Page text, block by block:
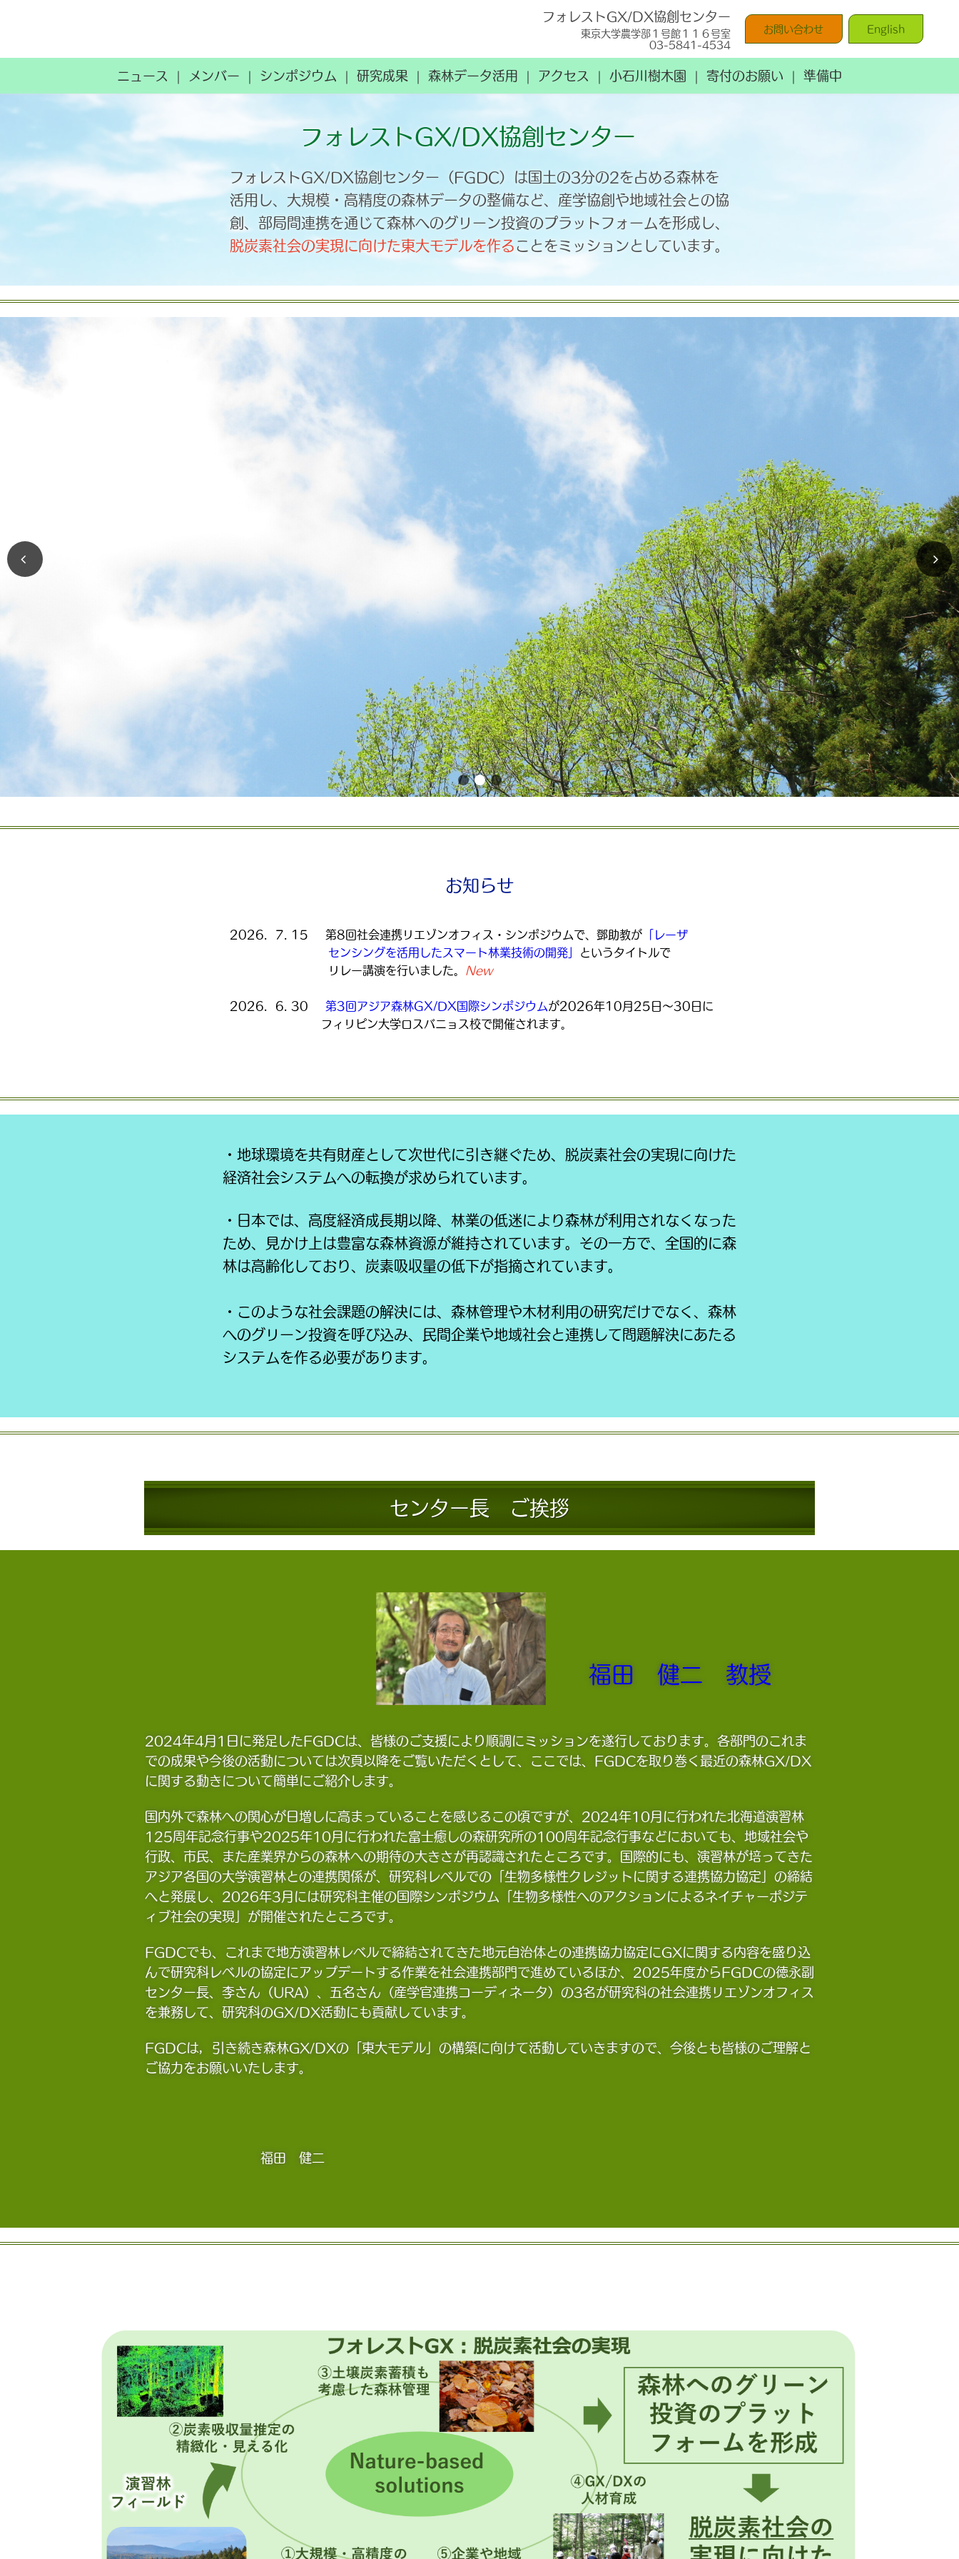
フォレストGX/DX協創センター
東京大学農学部１号館１１６号室
03-5841-4534
お問い合わせ English
ニュース メンバー シンポジウム 研究成果 森林データ活用 アクセス 小石川樹木園 寄付のお願い 準備中
フォレストGX/DX協創センター
フォレストGX/DX協創センター（FGDC）は国土の3分の2を占める森林を
活用し、大規模・高精度の森林データの整備など、産学協創や地域社会との協
創、部局間連携を通じて森林へのグリーン投資のプラットフォームを形成し、
脱炭素社会の実現に向けた東大モデルを作る ことをミッションとしています。
お知らせ
2026. 7. 15 第8回社会連携リエゾンオフィス・シンポジウムで、鄧助教が 「レーザ
センシングを活用したスマート林業技術の開発」
というタイトルで
リレー講演を行いました。
New
2026. 6. 30 第3回アジア森林GX/DX国際シンポジウムが2026年10月25日～30日に
フィリピン大学ロスバニョス校で開催されます。
・地球環境を共有財産として次世代に引き継ぐため、脱炭素社会の実現に向けた
経済社会システムへの転換が求められています。
・日本では、高度経済成長期以降、林業の低迷により森林が利用されなくなった
ため、見かけ上は豊富な森林資源が維持されています。 その一方で、全国的に森
林は高齢化しており、炭素吸収量の低下が指摘されています。
・このような社会課題の解決には、森林管理や木材利用の研究だけでなく、森林
へのグリーン投資を呼び込み、民間企業や地域社会と連携して問題解決にあたる
システムを作る必要があります。
センター長 ご挨拶
福田 健二 教授
2024年4月1日に発足したFGDCは、皆様のご支援により順調にミッションを遂行しております。各部門のこれま
での成果や今後の活動については次頁以降をご覧いただくとして、ここでは、FGDCを取り巻く最近の森林GX/DX
に関する動きについて簡単にご紹介します。
国内外で森林への関心が日増しに高まっていることを感じるこの頃ですが、2024年10月に行われた北海道演習林
125周年記念行事や2025年10月に行われた富士癒しの森研究所の100周年記念行事などにおいても、地域社会や
行政、市民、また産業界からの森林への期待の大きさが再認識されたところです。国際的にも、演習林が培ってきた
アジア各国の大学演習林との連携関係が、研究科レベルでの「生物多様性クレジットに関する連携協力協定」の締結
へと発展し、2026年3月には研究科主催の国際シンポジウム「生物多様性へのアクションによるネイチャーポジテ
ィブ社会の実現」が開催されたところです。
FGDCでも、これまで地方演習林レベルで締結されてきた地元自治体との連携協力協定にGXに関する内容を盛り込
んで研究科レベルの協定にアップデートする作業を社会連携部門で進めているほか、2025年度からFGDCの徳永副
センター長、李さん（URA）、五名さん（産学官連携コーディネータ）の3名が研究科の社会連携リエゾンオフィス
を兼務して、研究科のGX/DX活動にも貢献しています。
FGDCは，引き続き森林GX/DXの「東大モデル」の構築に向けて活動していきますので、今後とも皆様のご理解と
ご協力をお願いいたします。
福田 健二